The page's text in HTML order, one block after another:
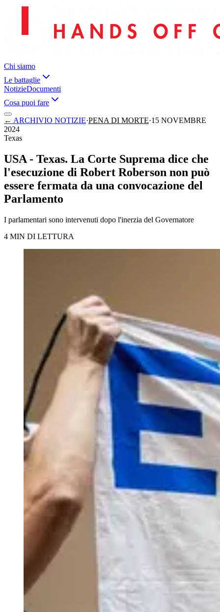
Chi siamo
Le battaglie
NotizieDocumenti
Cosa puoi fare
← ARCHIVIO NOTIZIE·PENA DI MORTE·15 NOVEMBRE
2024
Texas
USA - Texas. La Corte Suprema dice che
l'esecuzione di Robert Roberson non può
essere fermata da una convocazione del
Parlamento
I parlamentari sono intervenuti dopo l'inerzia del Governatore
4 MIN DI LETTURA